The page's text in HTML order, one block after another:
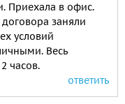
Приехала в офис.
заняли
условий
Весь
часов.
ответить